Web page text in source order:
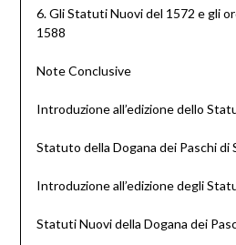
6. Gli Statuti Nuovi del 1572 e gli
1588
Note Conclusive
Introduzione all’edizione dello
Statuto della Dogana dei Paschi di
Introduzione all’edizione degli
Statuti Nuovi della Dogana dei